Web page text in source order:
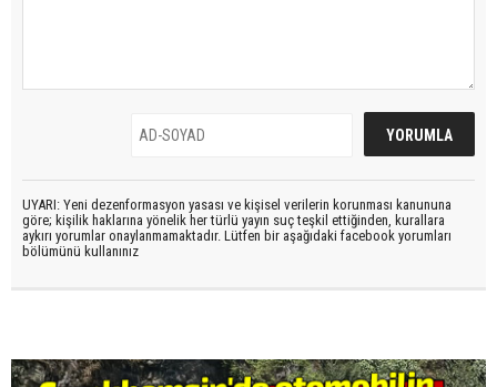
UYARI: Yeni dezenformasyon yasası ve kişisel verilerin korunması kanununa
göre; kişilik haklarına yönelik her türlü yayın suç teşkil ettiğinden, kurallara
aykırı yorumlar onaylanmamaktadır. Lütfen bir aşağıdaki facebook yorumları
bölümünü kullanınız